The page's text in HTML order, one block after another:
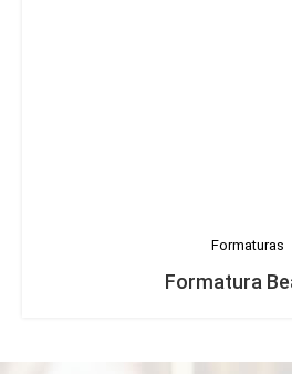
Formaturas
Formatura